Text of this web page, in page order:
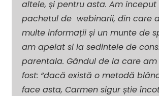
altele, și pentru asta. Am
pachetul de webinarii, din care
multe informații și un munte de
am apelat si la sedintele de
parentala. Gândul de la care
fost: “dacă există o metodă
face asta, Carmen sigur știe